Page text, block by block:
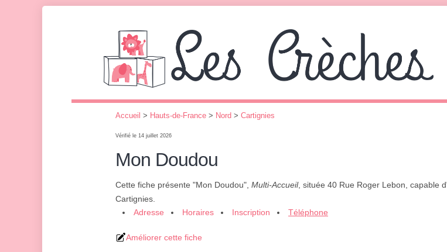
Accueil > Hauts-de-France > Nord > Cartignies
Vérifié le 14 juillet 2026
Mon Doudou
Cette fiche présente "Mon Doudou", Multi-Accueil, située 40 Rue Roger Lebon, capable
Cartignies.
Adresse
Horaires Inscription Téléphone
Améliorer cette fiche